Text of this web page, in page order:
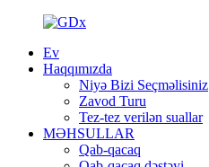
Ev
Haqqımızda
Niyə Bizi Seçməlisiniz
Zavod Turu
Tez-tez verilən suallar
MƏHSULLAR
Qab-qacaq